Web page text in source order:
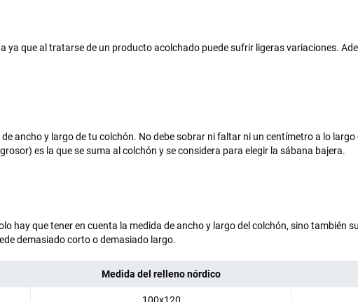
ya que al tratarse de un producto acolchado puede sufrir ligeras variaciones.
ancho y largo de tu colchón. No debe sobrar ni faltar ni un centímetro a lo
es la que se suma al colchón y se considera para elegir la sábana bajera.
hay que tener en cuenta la medida de ancho y largo del colchón, sino también
demasiado corto o demasiado largo.
Medida del relleno nórdico